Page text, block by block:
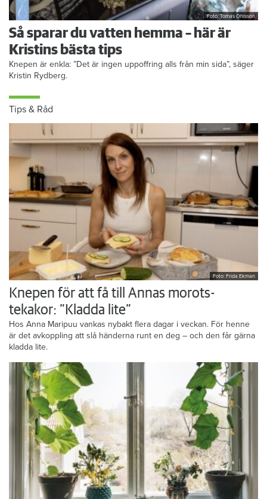
Foto: Tomas Ohlsson
Så sparar du vatten hemma – här är
Kristins bästa tips
Knepen är enkla: ”Det är ingen uppoffring alls från min sida”, säger
Tips & Råd
Knepen för att få till Annas morots-
tekakor: ”Kladda lite”
Hos Anna Maripuu vankas nybakt flera dagar i veckan. För henne
är det avkoppling att slå händerna runt en deg – och den får gärna
kladda lite.